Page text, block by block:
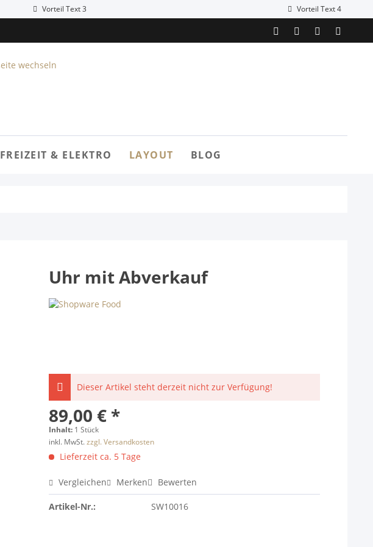
Vorteil Text 3 Vorteil Text 4
FREIZEIT & ELEKTRO LAYOUT BLOG
Uhr mit Abverkauf
Dieser Artikel steht derzeit nicht zur Verfügung!
89,00 € *
Inhalt: 1 Stück
inkl. MwSt.zzgl. Versandkosten
Lieferzeit ca. 5 Tage
Vergleichen Merken Bewerten
Artikel-Nr.: SW10016